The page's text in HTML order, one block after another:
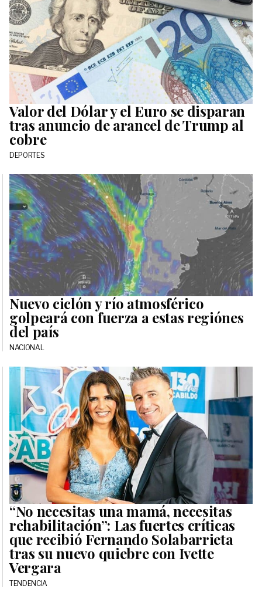
Valor del Dólar y el Euro se disparan
tras anuncio de arancel de Trump al
cobre
DEPORTES
Nuevo ciclón y río atmosférico
golpeará con fuerza a estas regiónes
del país
NACIONAL
“No necesitas una mamá, necesitas
rehabilitación”: Las fuertes críticas
que recibió Fernando Solabarrieta
tras su nuevo quiebre con Ivette
Vergara
TENDENCIA